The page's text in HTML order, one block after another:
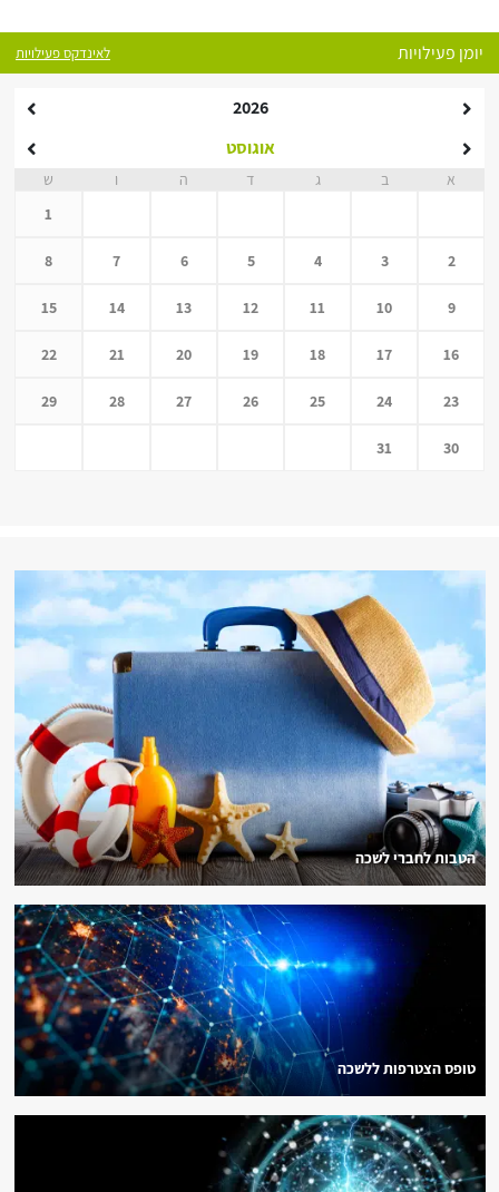
יומן פעילויות לאינדקס פעילויות
2026
אוגוסט
א ב ג ד ה ו
ש
1
2
3
4
5
6
7
8
9
10
11
12
13
14
15
16
17
18
19
20
21
22
23
24
25
26
27
28
29
30
31
הטבות לחברי לשכה
טופס הצטרפות ללשכה